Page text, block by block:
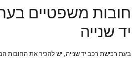
חובות משפטיים
יד שנייה
בעת רכישת רכב יד שנייה, יש להכיר את החובות